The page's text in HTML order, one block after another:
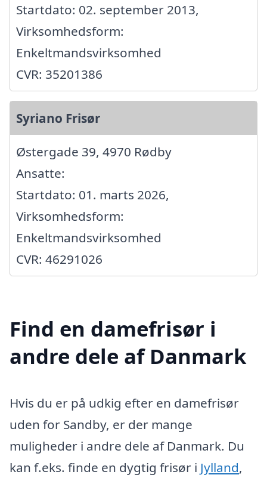
Startdato: 02. september 2013,
Virksomhedsform:
Enkeltmandsvirksomhed
CVR: 35201386
Syriano Frisør
Østergade 39, 4970 Rødby
Ansatte:
Startdato: 01. marts 2026,
Virksomhedsform:
Enkeltmandsvirksomhed
CVR: 46291026
Find en damefrisør i
andre dele af Danmark
Hvis du er på udkig efter en damefrisør
uden for Sandby, er der mange
muligheder i andre dele af Danmark. Du
kan f.eks. finde en dygtig frisør i Jylland,